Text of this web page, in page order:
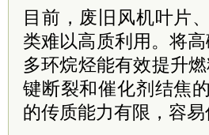
目前，废旧风机叶片
类难以高质利用。将
多环烷烃能有效提升
键断裂和催化剂结焦
的传质能力有限，容